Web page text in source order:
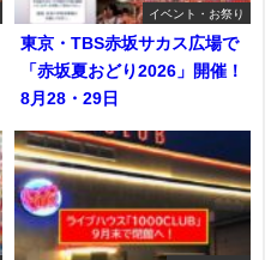
イベント・お祭り
東京・TBS赤坂サカス広場で
「赤坂夏おどり2026」開催！
8月28・29日